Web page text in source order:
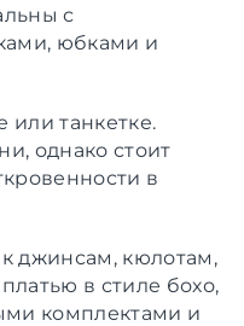
с
юбками и
или танкетке.
однако стоит
в
джинсам, кюлотам,
в стиле бохо,
комплектами и